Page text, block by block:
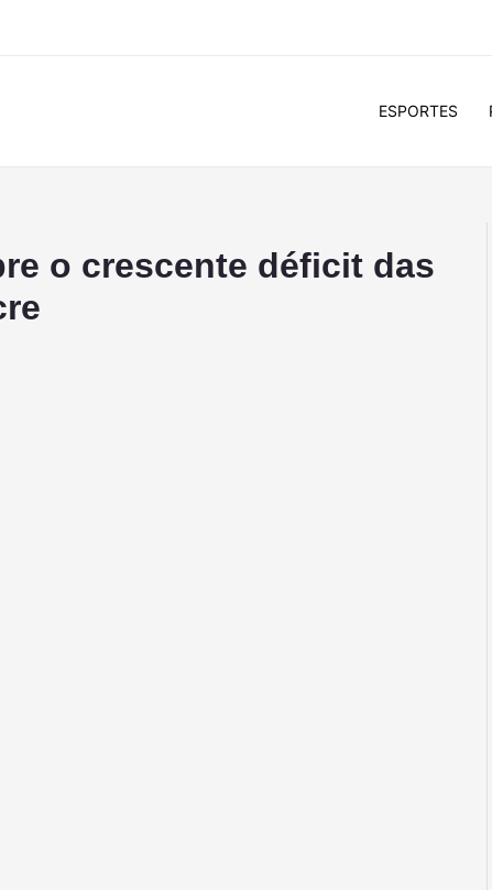
ESPORTES
o crescente déficit das